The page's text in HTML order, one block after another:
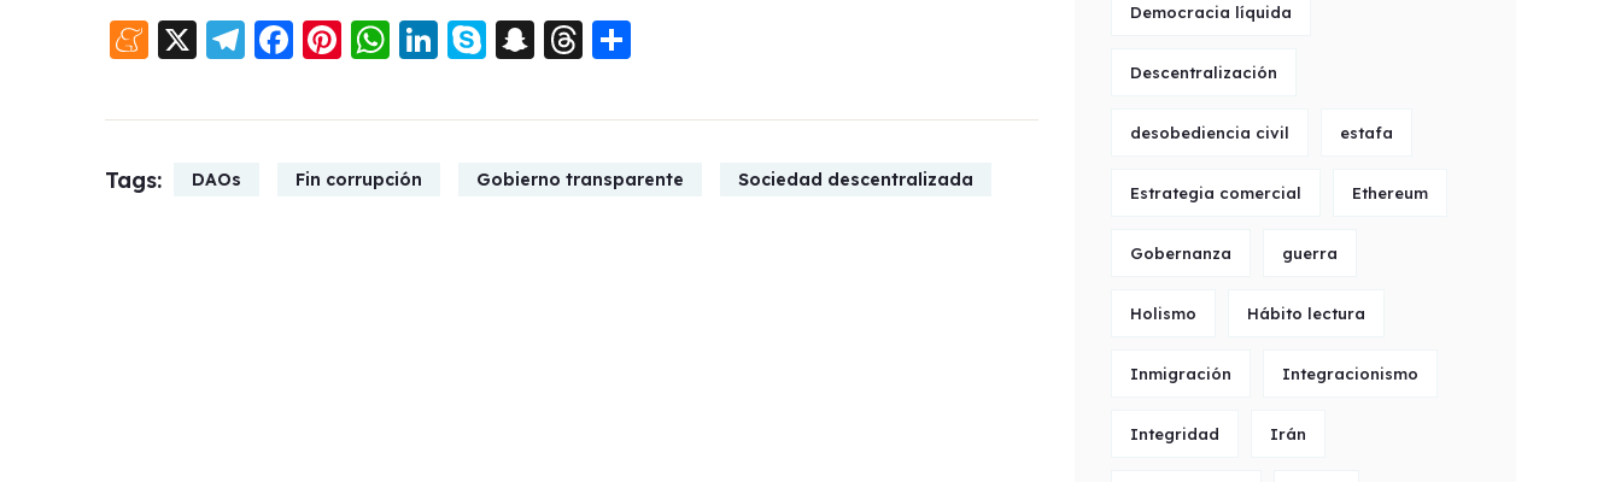
Meneame
X Telegram
Facebook
Pinterest
WhatsApp
LinkedIn
SkypeSnapchat
Threads
Tags: DAOs Fin corrupción Gobierno transparente Sociedad descentralizada
Democracia líquida
Descentralización
desobediencia civil estafa
Estrategia comercial Ethereum
Gobernanza guerra
Holismo Hábito lectura
Inmigración Integracionismo
Integridad Irán